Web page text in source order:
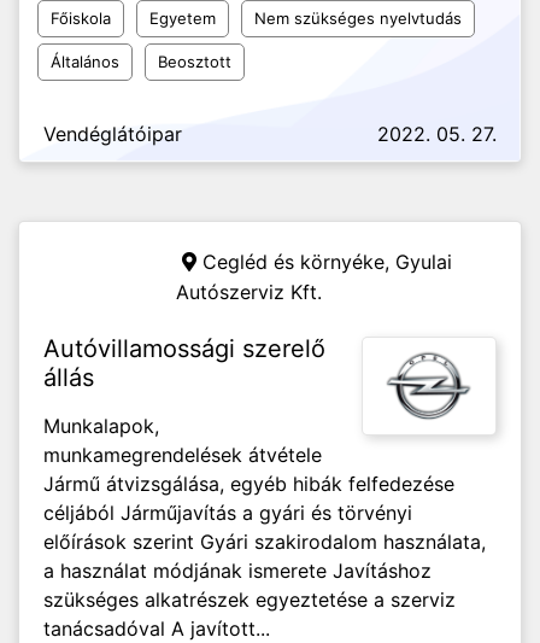
Főiskola Egyetem Nem szükséges nyelvtudás
Általános Beosztott
Vendéglátóipar 2022. 05. 27.
Cegléd és környéke, Gyulai
Autószerviz Kft.
Autóvillamossági szerelő
állás
Munkalapok,
munkamegrendelések átvétele
Jármű átvizsgálása, egyéb hibák felfedezése
céljából Járműjavítás a gyári és törvényi
előírások szerint Gyári szakirodalom használata,
a használat módjának ismerete Javításhoz
szükséges alkatrészek egyeztetése a szerviz
tanácsadóval A javított...